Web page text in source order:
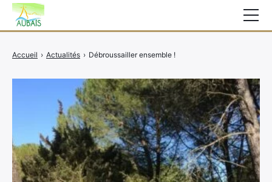
Accueil › Actualités › Débroussailler ensemble !
Vie au village
Services
CCAS